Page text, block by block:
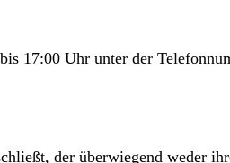
17:00 Uhr unter der
der überwiegend weder